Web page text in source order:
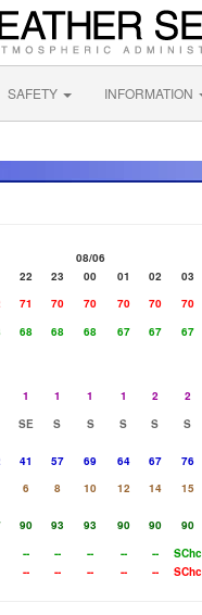
SAFETY INFORMATION
08/06
22 23 00 01 02 03
71 70 70 70 70 70
68 68 68 67 67 67
1 1 1 1 2 2
SE S S S S S
41 57 69 64 67 76
6 8 10 12 14 15
90 93 93 90 90 90
-- -- -- -- -- SChc
-- -- -- -- -- SChc